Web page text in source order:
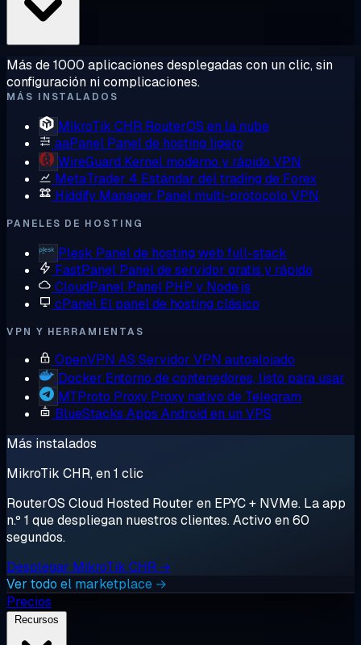
Más de 1000 aplicaciones desplegadas con un clic, sin
configuración ni complicaciones.
MÁS INSTALADOS
MikroTik CHR RouterOS en la nube
aaPanel Panel de hosting ligero
WireGuard Kernel moderno y rápido VPN
MetaTrader 4 Estándar del trading de Forex
Hiddify Manager Panel multi-protocolo VPN
PANELES DE HOSTING
Plesk Panel de hosting web full-stack
FastPanel Panel de servidor gratis y rápido
CloudPanel Panel PHP y Node.js
cPanel El panel de hosting clásico
VPN Y HERRAMIENTAS
OpenVPN AS Servidor VPN autoalojado
Docker Entorno de contenedores, listo para usar
MTProto Proxy Proxy nativo de Telegram
BlueStacks Apps Android en un VPS
Más instalados
MikroTik CHR, en 1 clic
RouterOS Cloud Hosted Router en EPYC + NVMe. La app
n.º 1 que despliegan nuestros clientes. Activo en 60
segundos.
Desplegar MikroTik CHR →
Ver todo el marketplace →
Precios